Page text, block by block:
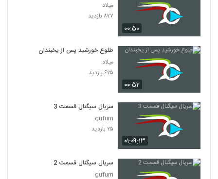
۰۰:۵۰
میلاد
۸۷۷ بازدید
۰۰:۵۲
طلوع خورشید پس از یخبندان
میلاد
۶۲۵ بازدید
۰۱:۰۹:۱۳
سریال سیگنال قسمت 3
gufum
۲۵ بازدید
سریال سیگنال قسمت 2
gufum